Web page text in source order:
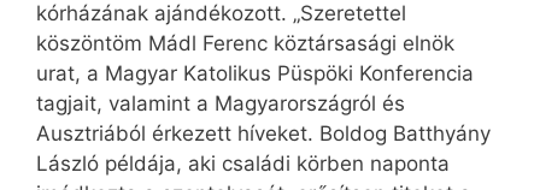
kórházának ajándékozott. „Szeretettel
köszöntöm Mádl Ferenc köztársasági elnök
urat, a Magyar Katolikus Püspöki Konferencia
tagjait, valamint a Magyarországról és
Ausztriából érkezett híveket. Boldog Batthyány
László példája, aki családi körben naponta